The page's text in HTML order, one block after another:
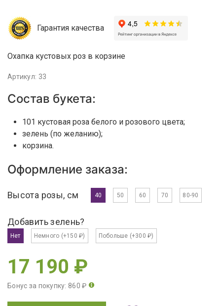
Гарантия качества
Охапка кустовых роз в корзине
Артикул: 33
Состав букета:
101 кустовая роза белого и розового цвета;
зелень (по желанию);
корзина.
Оформление заказа:
Высота розы, см 40 50 60 70 80-90
Добавить зелень?
Нет Немного (+150 ₽) Побольше (+300 ₽)
17 190 ₽
Бонус за покупку: 860 ₽